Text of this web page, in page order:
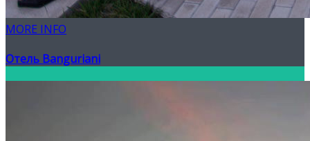
MORE INFO
Отель Banguriani